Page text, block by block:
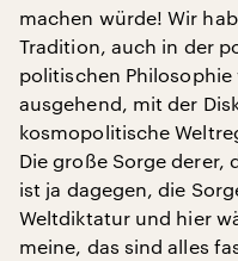
machen würde! Wir
Tradition, auch in der
politischen
ausgehend, mit der
kosmopolitische
Die große Sorge derer,
ist ja dagegen, die
Weltdiktatur und hier
meine, das sind alles